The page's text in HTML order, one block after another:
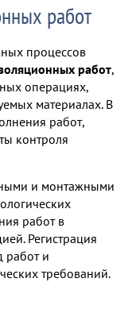
работ
процессов
работ,
операциях,
материалах. В
работ,
контроля
и монтажными
работ в
Регистрация
работ и
требований.